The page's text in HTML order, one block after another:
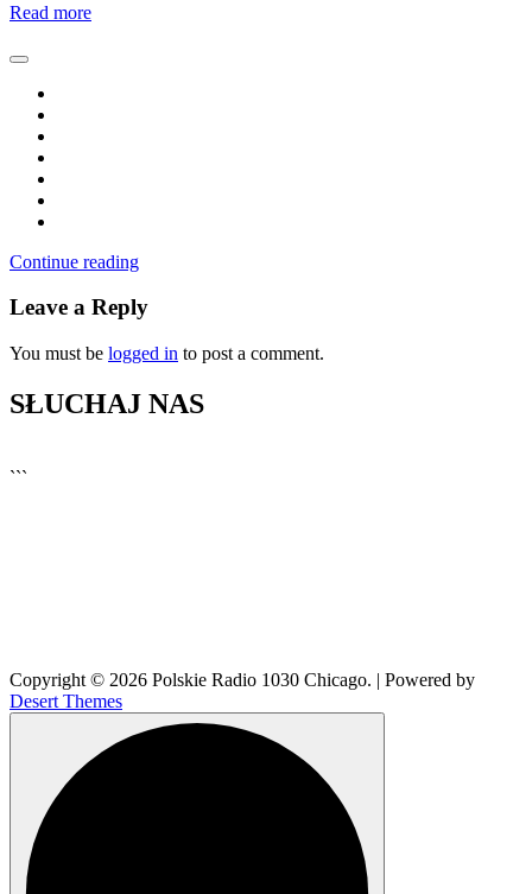
Read more
Continue reading
Leave a Reply
You must be logged in to post a comment.
SŁUCHAJ NAS
```
Copyright © 2026 Polskie Radio 1030 Chicago. | Powered by
Desert Themes